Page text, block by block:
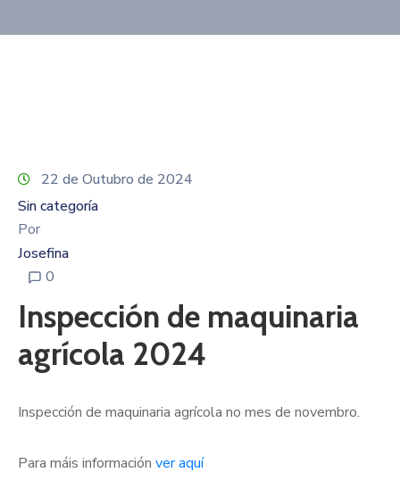
22 de Outubro de 2024
Sin categoría
Por
Josefina
0
Inspección de maquinaria
agrícola 2024
Inspección de maquinaria agrícola no mes de novembro.
Para máis información ver aquí